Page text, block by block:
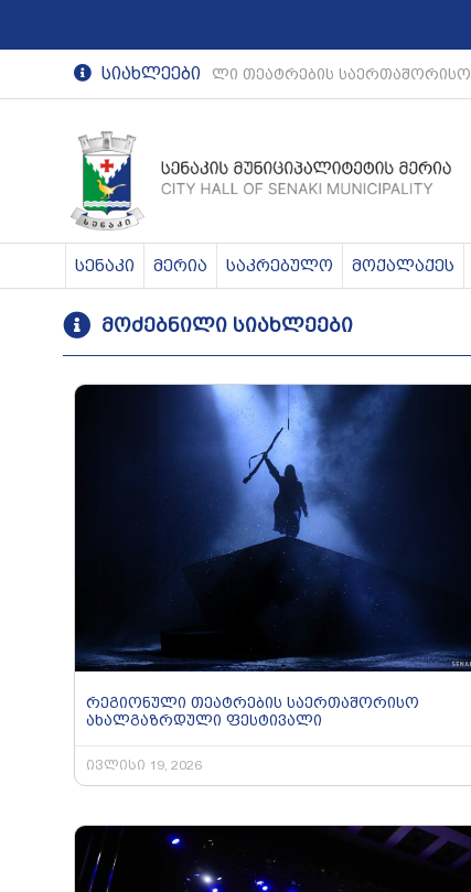
სიახლეები
რეგიონული თეატრების საერთაშორისო
სენაკი მერია საკრებულო მოქალაქეს
მოძებნილი სიახლეები
რეგიონული თეატრების საერთაშორისო
ახალგაზრდული ფესტივალი
ივლისი 19, 2026